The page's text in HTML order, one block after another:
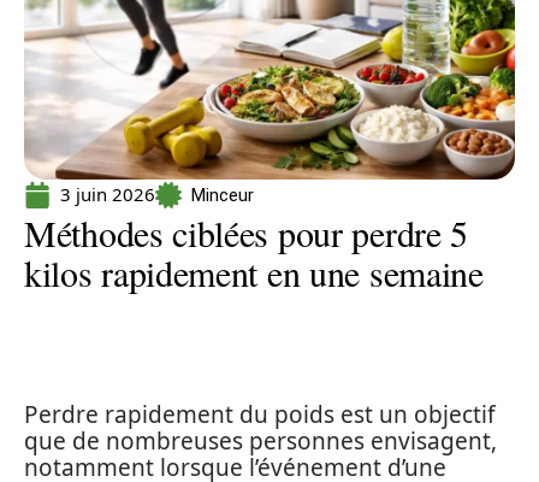
3 juin 2026 Minceur
Méthodes ciblées pour perdre 5
kilos rapidement en une semaine
Perdre rapidement du poids est un objectif
que de nombreuses personnes envisagent,
notamment lorsque l’événement d’une